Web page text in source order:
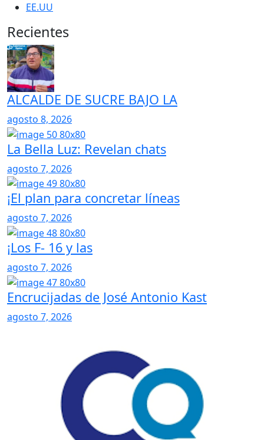
EE.UU
Recientes
ALCALDE DE SUCRE BAJO LA
agosto 8, 2026
La Bella Luz: Revelan chats
agosto 7, 2026
¡El plan para concretar líneas
agosto 7, 2026
¡Los F- 16 y las
agosto 7, 2026
Encrucijadas de José Antonio Kast
agosto 7, 2026